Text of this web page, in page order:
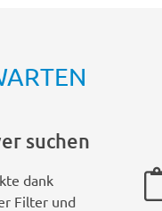
suchen
dank
Filter und